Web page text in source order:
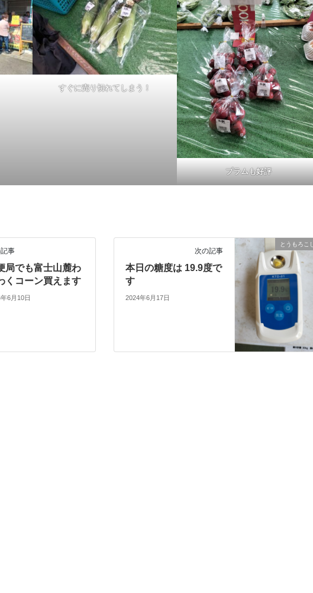
すぐに売り切れてしまう！
プラムも好評
事
局でも富士山麓わ
くコーン買えます
6月10日
とうもろこし
次の記事
本日の糖度は 19.9度で
す
2024年6月17日